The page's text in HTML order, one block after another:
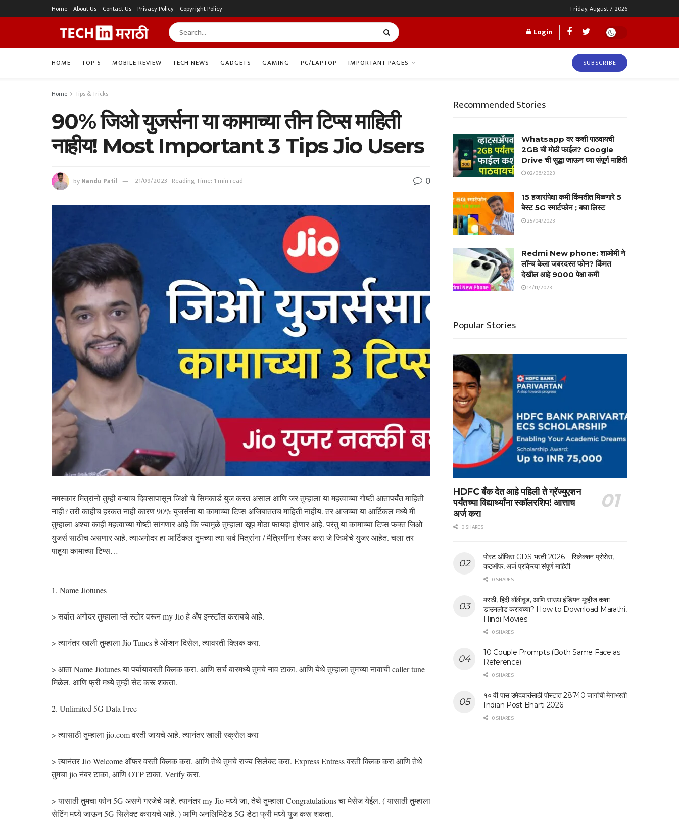
Home About Us Contact Us Privacy Policy Copyright Policy Friday, August 7, 2026
Login
HOME TOP 5 MOBILE REVIEW TECH NEWS GADGETS GAMING PC/LAPTOP IMPORTANT PAGES SUBSCRIBE
Home Tips & Tricks
90% जिओ युजर्सना या कामाच्या तीन टिप्स माहिती
नाहीय! Most Important 3 Tips Jio Users
byNandu Patil 21/09/2023 Reading Time: 1 min read 0
नमस्कार मित्रांनो तुम्ही बऱ्याच दिवसापासून जिओ चे सिमकार्ड युज करत असाल आणि जर तुम्हाला या महत्वाच्या गोष्टी आतापर्यंत माहिती
नाही? तरी काहीच हरकत नाही कारण 90% युजर्सना या कामाच्या टिप्स अजिबाततच माहिती नाहीय. तर आजच्या या आर्टिकल मध्ये मी
तुम्हाला अश्या काही महत्वाच्या गोष्टी सांगणार आहे कि ज्यामुळे तुम्हाला खूप मोठा फायदा होणार आहे. परंतु या कामाच्या टिप्स फक्त जिओ
युजर्स साठीच असणार आहे. त्याअगोदर हा आर्टिकल तुमच्या त्या सर्व मित्रांना / मैत्रिणींना शेअर करा जे जिओचे युजर आहेत. चला तर
पाहूया कामाच्या टिप्स…
1. Name Jiotunes
> सर्वात अगोदर तुम्हाला प्ले स्टोर वरून my Jio हे अँप इन्स्टॉल करायचे आहे.
> त्यानंतर खाली तुम्हाला Jio Tunes हे ऑप्शन दिसेल, त्यावरती क्लिक करा.
> आता Name Jiotunes या पर्यायावरती क्लिक करा. आणि सर्च बारमध्ये तुमचे नाव टाका. आणि येथे तुम्हाला तुमच्या नावाची caller tune
मिळेल. आणि फ्री मध्ये तुम्ही सेट करू शकता.
2. Unlimited 5G Data Free
> त्यासाठी तुम्हाला jio.com वरती जायचे आहे. त्यानंतर खाली स्क्रोल करा
> त्यानंतर Jio Welcome ऑफर वरती क्लिक करा. आणि तेथे तुमचे राज्य सिलेक्ट करा. Express Entress वरती क्लिक करा आणि तेथे
तुमचा jio नंबर टाका, आणि OTP टाका, Verify करा.
> यासाठी तुमचा फोन 5G असणे गरजेचे आहे. त्यानंतर my Jio मध्ये जा, तेथे तुम्हाला Congratulations चा मेसेज येईल. ( यासाठी तुम्हाला
सेटिंग मध्ये जाऊन 5G सिलेक्ट करायचे आहे. ) आणि अनलिमिटेड 5G डेटा फ्री मध्ये युज करू शकता.
Recommended Stories
Whatsapp वर कशी पाठवायची
2GB ची मोठी फाईल? Google
Drive ची सुद्धा जाऊन घ्या संपूर्ण माहिती
02/06/2023
15 हजारांपेक्षा कमी किंमतीत मिळणारे 5
बेस्ट 5G स्मार्टफोन ; बघा लिस्ट
25/04/2023
Redmi New phone: शाओमी ने
लॉन्च केला जबरदस्त फोन? किंमत
देखील आहे 9000 पेक्षा कमी
14/11/2023
Popular Stories
HDFC बँक देत आहे पहिली ते ग्रॅज्युएशन
पर्यंतच्या विद्यार्थ्यांना स्कॉलरशिप! आत्ताच
अर्ज करा
0 SHARES
पोस्ट ऑफिस GDS भरती 2026 – सिलेक्शन प्रोसेस,
कटऑफ, अर्ज प्रक्रिया संपूर्ण माहिती
0 SHARES
मराठी, हिंदी बॉलीवूड, आणि साउथ इंडियन मूव्हीज कशा
डाउनलोड करायच्या? How to Download Marathi,
Hindi Movies.
0 SHARES
10 Couple Prompts (Both Same Face as
Reference)
0 SHARES
१० वी पास उमेदवारांसाठी पोस्टात 28740 जागांची मेगाभरती
Indian Post Bharti 2026
0 SHARES